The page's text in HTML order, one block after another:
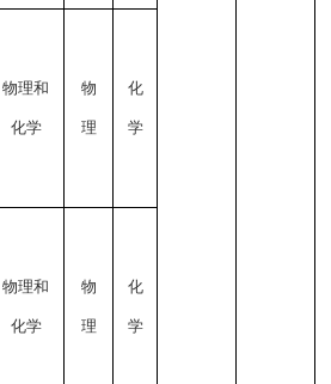
物理和
化学
物
理
化
学
物理和
化学
物
理
化
学